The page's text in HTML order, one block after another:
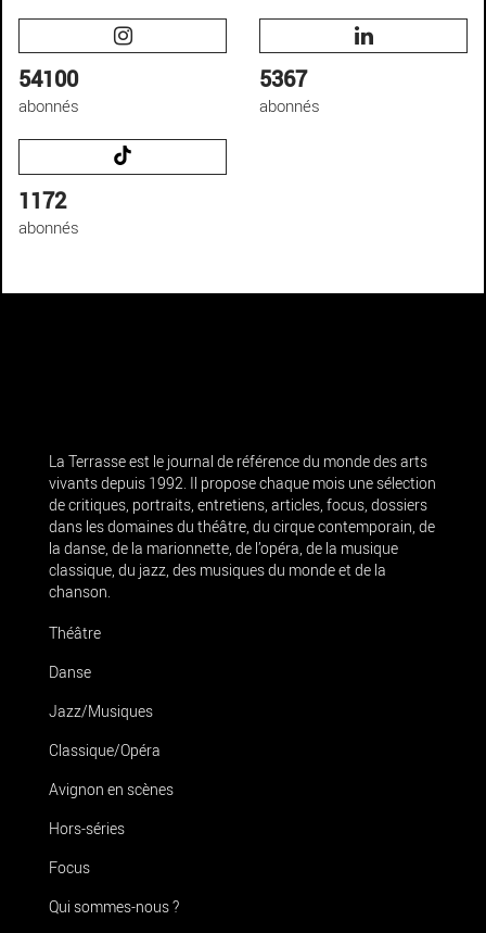
54100
abonnés
5367
abonnés
1172
abonnés
La Terrasse est le journal de référence du monde des arts
vivants depuis 1992. Il propose chaque mois une sélection
de critiques, portraits, entretiens, articles, focus, dossiers
dans les domaines du théâtre, du cirque contemporain, de
la danse, de la marionnette, de l’opéra, de la musique
classique, du jazz, des musiques du monde et de la
chanson.
Théâtre
Danse
Jazz/Musiques
Classique/Opéra
Avignon en scènes
Hors-séries
Focus
Qui sommes-nous ?